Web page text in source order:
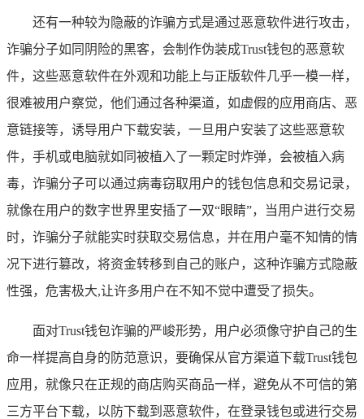
还有一种较为隐蔽的诈骗方式是通过恶意软件进行攻击，
诈骗分子如同阴险的黑客，会制作伪装成Trust钱包的恶意软
件，这些恶意软件在外观和功能上与正版软件几乎一模一样，
很难被用户察觉，他们通过各种渠道，如虚假的应用商店、恶
意链接等，诱导用户下载安装，一旦用户安装了这些恶意软
件，手机或电脑就如同被植入了一颗定时炸弹，会被植入病
毒，诈骗分子可以通过病毒窃取用户的钱包信息和交易记录，
就像在用户的数字世界里安插了一双“眼睛”，当用户进行交易
时，诈骗分子就能实时获取交易信息，并在用户毫不知情的情
况下进行篡改，将资金转移到自己的账户，这种诈骗方式隐蔽
性强，危害极大,让许多用户在不知不觉中遭受了损失。
面对Trust钱包诈骗的严峻形势，用户必须像守护自己的生
命一样提高自身的防范意识，要确保从官方渠道下载Trust钱包
应用，就像只在正规的商店购买商品一样，避免从不可信的第
三方平台下载，以防下载到恶意软件，在登录钱包或进行交易